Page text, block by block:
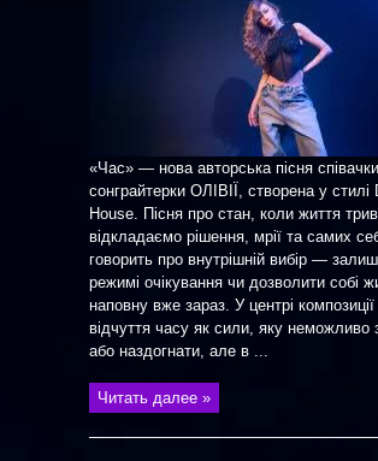
«Час» — нова авторська пісня
сонграйтерки ОЛІВІЇ, створена у стилі
House. Пісня про стан, коли життя
відкладаємо рішення, мрії та самих
говорить про внутрішній вибір —
режимі очікування чи дозволити собі
наповну вже зараз. У центрі
відчуття часу як сили, яку неможливо
або наздогнати, але в ...
Читать далее »